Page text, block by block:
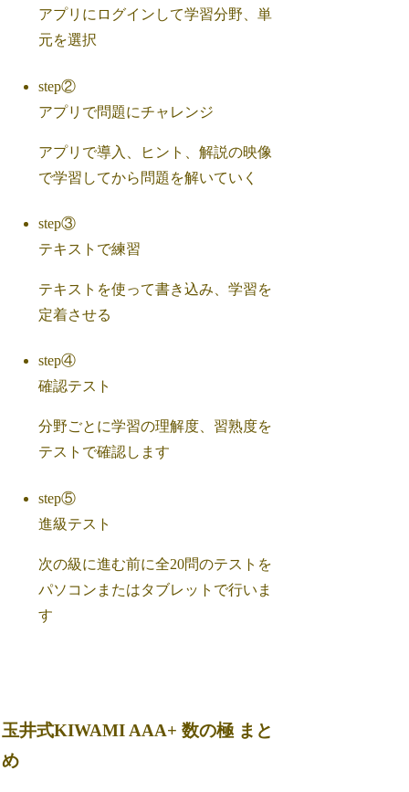
アプリにログインして学習分野、単
元を選択
step②
アプリで問題にチャレンジ
アプリで導入、ヒント、解説の映像
で学習してから問題を解いていく
step③
テキストで練習
テキストを使って書き込み、学習を
定着させる
step④
確認テスト
分野ごとに学習の理解度、習熟度を
テストで確認します
step⑤
進級テスト
次の級に進む前に全20問のテストを
パソコンまたはタブレットで行いま
す
玉井式KIWAMI AAA+ 数の極 まと
め